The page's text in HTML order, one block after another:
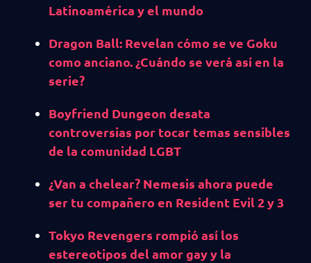
Latinoamérica y el mundo
Dragon Ball: Revelan cómo se ve Goku
como anciano. ¿Cuándo se verá así en la
serie?
Boyfriend Dungeon desata
controversias por tocar temas sensibles
de la comunidad LGBT
¿Van a chelear? Nemesis ahora puede
ser tu compañero en Resident Evil 2 y 3
Tokyo Revengers rompió así los
estereotipos del amor gay y la